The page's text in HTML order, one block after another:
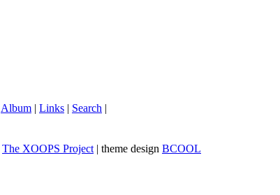
Album | Links | Search |
The XOOPS Project | theme design BCOOL